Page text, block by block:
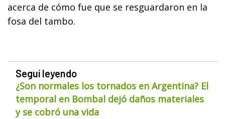
acerca de cómo fue que se resguardaron en la
fosa del tambo.
Seguí leyendo
¿Son normales los tornados en Argentina? El
temporal en Bombal dejó daños materiales
y se cobró una vida